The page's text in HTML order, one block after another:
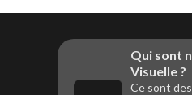
Qui sont
Visuelle ?
Ce sont